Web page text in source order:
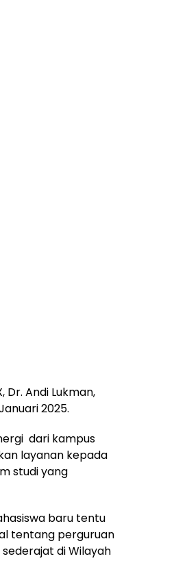
Dr. Andi Lukman,
2025.
dari kampus
layanan kepada
studi yang
baru tentu
tentang perguruan
di Wilayah